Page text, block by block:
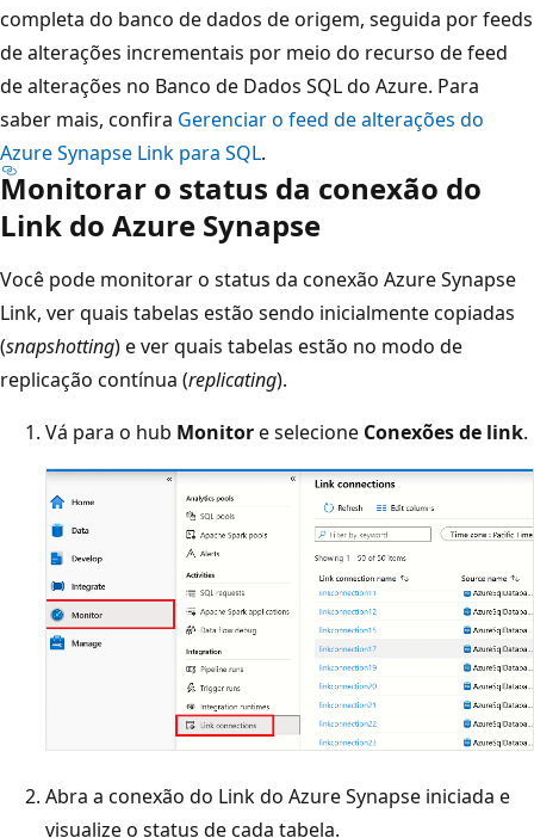
completa do banco de dados de origem, seguida por feeds
de alterações incrementais por meio do recurso de feed
de alterações no Banco de Dados SQL do Azure. Para
saber mais, confira Gerenciar o feed de alterações do
Azure Synapse Link para SQL.
Monitorar o status da conexão do
Link do Azure Synapse
Você pode monitorar o status da conexão Azure Synapse
Link, ver quais tabelas estão sendo inicialmente copiadas
(snapshotting) e ver quais tabelas estão no modo de
replicação contínua (replicating).
Vá para o hub Monitore selecione Conexões de link.
Abra a conexão do Link do Azure Synapse iniciada e
visualize o status de cada tabela.